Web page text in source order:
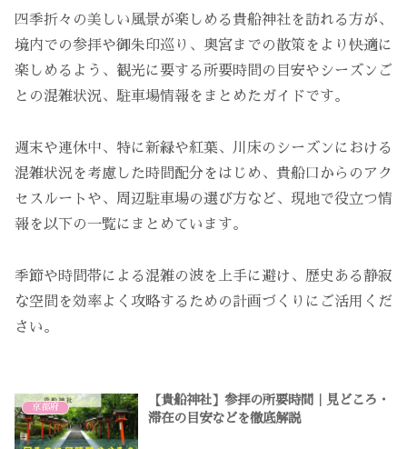
四季折々の美しい風景が楽しめる貴船神社を訪れる方が、
境内での参拝や御朱印巡り、奥宮までの散策をより快適に
楽しめるよう、観光に要する所要時間の目安やシーズンご
との混雑状況、駐車場情報をまとめたガイドです。
週末や連休中、特に新緑や紅葉、川床のシーズンにおける
混雑状況を考慮した時間配分をはじめ、貴船口からのアク
セスルートや、周辺駐車場の選び方など、現地で役立つ情
報を以下の一覧にまとめています。
季節や時間帯による混雑の波を上手に避け、歴史ある静寂
な空間を効率よく攻略するための計画づくりにご活用くだ
さい。
京都府
【貴船神社】参拝の所要時間｜見どころ・
滞在の目安などを徹底解説